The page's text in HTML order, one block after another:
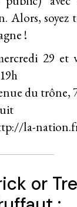
Alors, soyez
!
29 et
du trône,
la-
or